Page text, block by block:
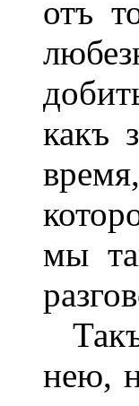
отъ
какъ
мы
нею,